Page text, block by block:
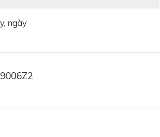
, ta có thể thấy núm vặn được
ngày